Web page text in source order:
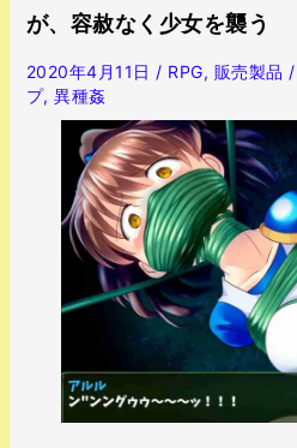
が、容赦なく少女を襲う
2020年4月11日 / RPG, 販売製品
プ,異種姦
ビ
ゲ
ー
シ
ン